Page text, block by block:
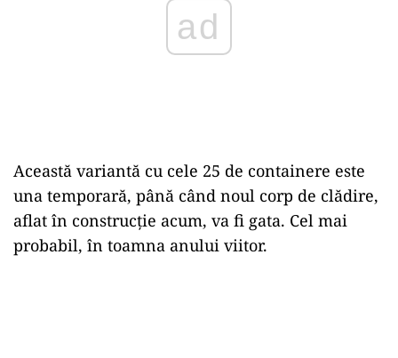
Această variantă cu cele 25 de containere este
una temporară, până când noul corp de clădire,
aflat în construcție acum, va fi gata. Cel mai
probabil, în toamna anului viitor.